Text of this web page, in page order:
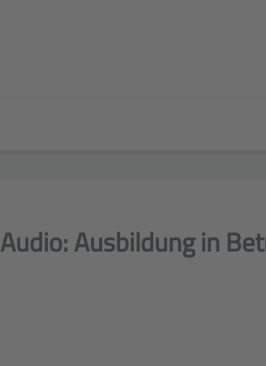
Audio: Ausbildung in